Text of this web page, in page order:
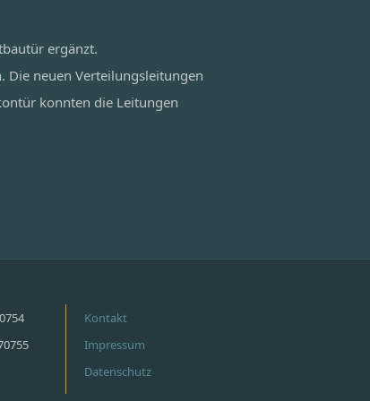
ergänzt.
Die neuen Verteilungsleitungen
konnten die Leitungen
Kontakt
Impressum
Datenschutz